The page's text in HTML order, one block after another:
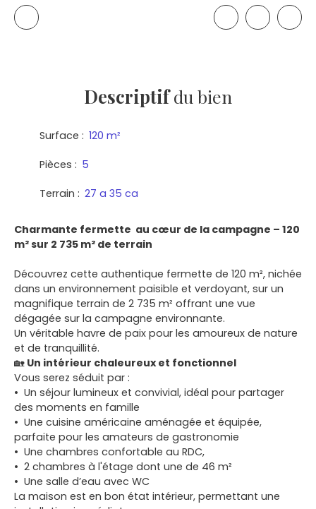
Descriptifdu bien
Surface : 120 m²
Pièces : 5
Terrain : 27 a 35 ca
Charmante fermette au cœur de la campagne – 120
m² sur 2 735 m² de terrain
Découvrez cette authentique fermette de 120 m², nichée
dans un environnement paisible et verdoyant, sur un
magnifique terrain de 2 735 m² offrant une vue
dégagée sur la campagne environnante.
Un véritable havre de paix pour les amoureux de nature
et de tranquillité.
🏡 Un intérieur chaleureux et fonctionnel
Vous serez séduit par :
Un séjour lumineux et convivial, idéal pour partager
des moments en famille
Une cuisine américaine aménagée et équipée,
parfaite pour les amateurs de gastronomie
Une chambres confortable au RDC,
2 chambres à l'étage dont une de 46 m²
Une salle d’eau avec WC
La maison est en bon état intérieur, permettant une